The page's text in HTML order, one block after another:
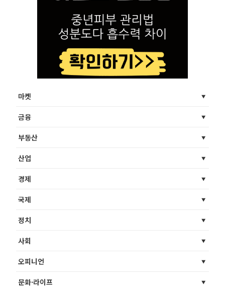
마켓
금융
부동산
산업
경제
국제
정치
사회
오피니언
문화·라이프